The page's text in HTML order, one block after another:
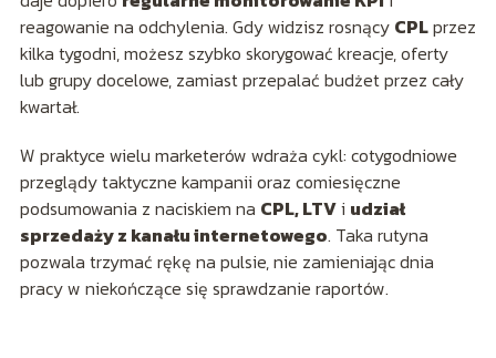
reagowanie na odchylenia. Gdy widzisz rosnący CPLprzez
kilka tygodni, możesz szybko skorygować kreacje, oferty
lub grupy docelowe, zamiast przepalać budżet przez cały
kwartał.
W praktyce wielu marketerów wdraża cykl: cotygodniowe
przeglądy taktyczne kampanii oraz comiesięczne
podsumowania z naciskiem na CPL, LTVi udział
sprzedaży z kanału internetowego. Taka rutyna
pozwala trzymać rękę na pulsie, nie zamieniając dnia
pracy w niekończące się sprawdzanie raportów.